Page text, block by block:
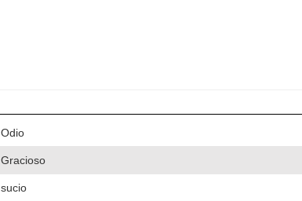
Odio
Gracioso
sucio